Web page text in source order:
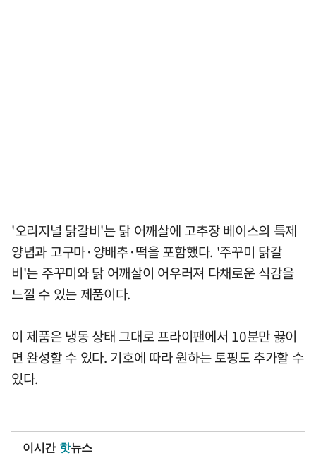
'오리지널 닭갈비'는 닭 어깨살에 고추장 베이스의 특제
양념과 고구마·양배추·떡을 포함했다. '주꾸미 닭갈
비'는 주꾸미와 닭 어깨살이 어우러져 다채로운 식감을
느낄 수 있는 제품이다.
이 제품은 냉동 상태 그대로 프라이팬에서 10분만 끓이
면 완성할 수 있다. 기호에 따라 원하는 토핑도 추가할 수
있다.
이시간 핫뉴스